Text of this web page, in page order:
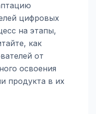
цифровых
на этапы,
как
от
освоения
продукта в их